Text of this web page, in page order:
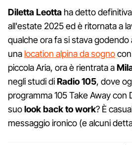
Diletta Leotta ha detto
all'estate 2025 ed è ritornata a
qualche ora fa si stava godendo
una location alpina da sogno
piccola Aria, ora è rientrata a
negli studi diRadio 105, dove
programma 105 Take Away con
suolook back to work? È
messaggio ironico (e alcuni